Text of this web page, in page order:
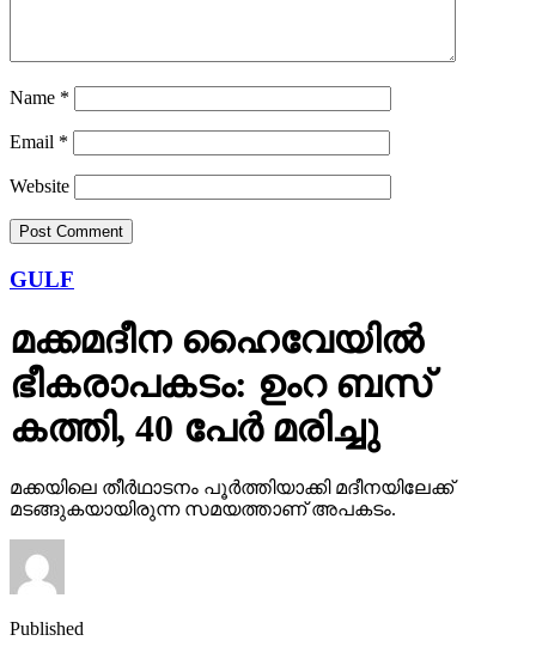
Name *
Email *
Website
GULF
മക്കമദീന ഹൈവേയില്‍
ഭീകരാപകടം: ഉംറ ബസ്
കത്തി, 40 പേര്‍ മരിച്ചു
മക്കയിലെ തീര്‍ഥാടനം പൂര്‍ത്തിയാക്കി മദീനയിലേക്ക്
മടങ്ങുകയായിരുന്ന സമയത്താണ് അപകടം.
Published